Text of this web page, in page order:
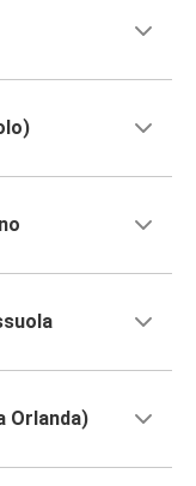
Orlanda)